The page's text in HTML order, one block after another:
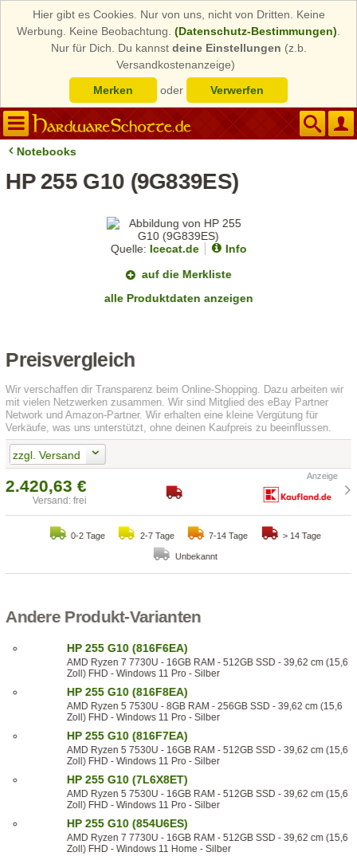
Hier gibt es Cookies. Nur von uns, nicht von Dritten. Keine
Werbung. Keine Beobachtung. (Datenschutz-Bestimmungen)
Nur für Dich. Du kannst deine Einstellungen (z.b.
Versandkostenanzeige)
Merken
oder Verwerfen
Notebooks
HP 255 G10 (9G839ES)
Quelle: Icecat.de
Info
auf die Merkliste
alle Produktdaten anzeigen
Preisvergleich
Wir verschaffen dir Transparenz beim Online-Shopping. Dazu arbeiten wir
mit vielen Netzwerken zusammen. Wir sind Mitglied des eBay Partner
Network und Amazon-Partner. Wir erhalten eine kleine Vergütung für
Verkäufe, was uns unterstützt, ohne deinen Kaufpreis zu beeinflussen.
zzgl. Versand
2.420,63 €
Versand: frei
0-2 Tage 2-7 Tage 7-14 Tage > 14 Tage
Unbekannt
Andere Produkt-Varianten
HP 255 G10 (816F6EA)
AMD Ryzen 7 7730U - 16GB RAM - 512GB SSD - 39,62 cm (15,6
Zoll) FHD - Windows 11 Pro - Silber
HP 255 G10 (816F8EA)
AMD Ryzen 5 7530U - 8GB RAM - 256GB SSD - 39,62 cm (15,6
Zoll) FHD - Windows 11 Pro - Silber
HP 255 G10 (816F7EA)
AMD Ryzen 5 7530U - 16GB RAM - 512GB SSD - 39,62 cm (15,6
Zoll) FHD - Windows 11 Pro - Silber
HP 255 G10 (7L6X8ET)
AMD Ryzen 5 7530U - 16GB RAM - 512GB SSD - 39,62 cm (15,6
Zoll) FHD - Windows 11 Pro - Silber
HP 255 G10 (854U6ES)
AMD Ryzen 7 7730U - 16GB RAM - 512GB SSD - 39,62 cm (15,6
Zoll) FHD - Windows 11 Home - Silber